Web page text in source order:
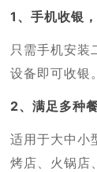
1、手机收银
只需手机安装
设备即可收银。
2、满足多种
适用于大中小
烤店、火锅店